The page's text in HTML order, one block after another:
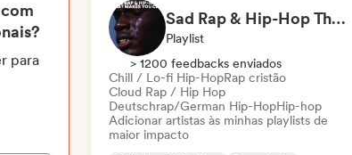
para
Sad Rap & Hip-Hop That Makes You Cry
Playlist
> 1200 feedbacks enviados
Chill / Lo-fi Hip-HopRap cristão
Cloud Rap / Hip Hop
Deutschrap/German Hip-HopHip-hop
Adicionar artistas às minhas playlists de
maior impacto